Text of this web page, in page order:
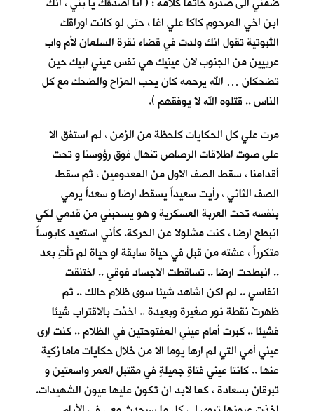
ابن اخي المرحوم كاكا علي اغا ، حتى لو كانت اوراقك
الثبوتية تقول انك ولدت في قضاء نقرة السلمان لأم واب
عربيين من الجنوب لان عينيك هي نفس عيني ابيك حين
تضحكان … الله يرحمه كان يحب المزاح والضحك مع كل
الناس .. قتلوه الله لا يوفقهم ).
مرت علي كل الحكايات كلحظة من الزمن ، لم استفق الا
على صوت اطلاقات الرصاص تنهال فوق رؤوسنا و تحت
أقدامنا ، سقط الصف الاول من المعدومين ، ثم سقط
الصف الثاني ، رأيت سعيداً يسقط ارضا و سعداً يرمي
بنفسه تحت العربة العسكرية و هو يسحبني من قدمي لكي
انبطح ارضا ، كنت مشلولا عن الحركة. كأني استعيد كابوساً
متكرراً ، عشته من قبل في حياة سابقة او حياة لم تأتِ بعد
.. انبطحت ارضا .. تساقطت الاجساد فوقي .. اختنقت
انفاسي .. لم اكن اشاهد شيئا سوى ظلام حالك .. ثم
ظهرتْ نقطة نور صغيرة وبعيدة .. اخذت بالاقتراب شيئا
فشيئا .. كبرت أمام عيني المفتوحتين في الظلام .. كنت ارى
عيني أمي التي لم ارها يوما الا من خلال حكايات ماما زكية
عنها .. كانتا عيني فتاةٍ جميلةٍ في مقتبل العمر واسعتين و
تبرقان بسعادة ، كما لابد ان تكون عليها عيون الشهيدات.